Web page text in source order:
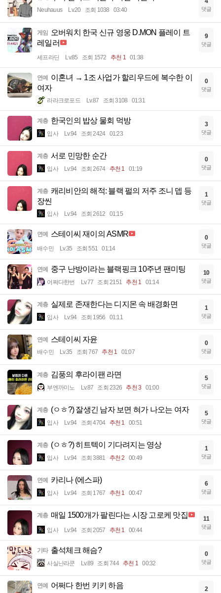
Neuhauus Lv.20 조회 1038 03:40 댓글
게임 오버워치 한국 신규 영웅 D.MON 플레이 트
레일러
세프라딘 Lv.85 조회 1572 추천 1 01:38
9
댓글
연예 이혼녀 → 1조 사업가 할리우드에 복수한 이
여자
라라크로포드 Lv.87 조회 3108 01:31
0
댓글
계층 한국인의 밥상 물회 먹방
입사 Lv.94 조회 2424 01:23
3
댓글
계층 서로 민망한 순간
입사 Lv.94 조회 2674 추천 1 01:19
0
댓글
계층 캐리비안의 해적: 블랙 펄의 저주 조니 뎁 등
장씬
입사 Lv.94 조회 2612 01:15
1
댓글
연예 스테이씨 재이의 ASMR
배수민 Lv.35 조회 551 01:14
0
댓글
연예 중구 난방이라는 블랙핑크 10주년 팬미팅
어쩌다한번 Lv.77 조회 2151 추천 1 01:14
10
댓글
계층 실제로 존재한다는 디지몬 속 배경화면
입사 Lv.94 조회 1956 01:11
1
댓글
연예 스테이씨 자윤
배수민 Lv.35 조회 767 추천 1 01:07
0
댓글
계층 김풍의 후라이팬 라면
부엔까미노 Lv.87 조회 2326 추천 3 01:00
5
댓글
계층 (ㅇㅎ?) 잘생긴 남자 보면 혀가 나오는 여자
입사 Lv.94 조회 4704 추천 1 00:51
5
댓글
계층 (ㅇㅎ?) 히트텍이 기다려지는 영상
입사 Lv.94 조회 3881 추천 2 00:49
1
댓글
연예 카리나 (에스파)
입사 Lv.94 조회 1767 추천 1 00:47
6
댓글
계층 매일 1500개가 팔린다는 시장 고로케 맛집
입사 Lv.94 조회 2057 추천 1 00:44
11
댓글
기타 출석체크 해슴?
사실난라쿤 Lv.89 조회 744 추천 1 00:32
0
댓글
연예 어쩌다 한번 키키 하음 2